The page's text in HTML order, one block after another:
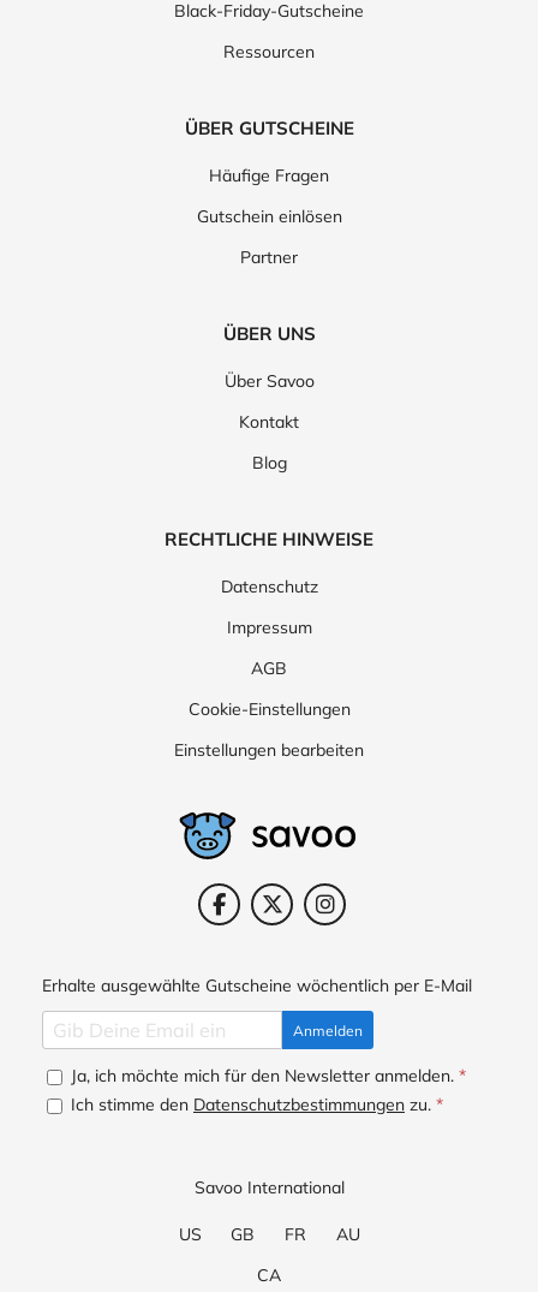
Black-Friday-Gutscheine
Ressourcen
ÜBER GUTSCHEINE
Häufige Fragen
Gutschein einlösen
Partner
ÜBER UNS
Über Savoo
Kontakt
Blog
RECHTLICHE HINWEISE
Datenschutz
Impressum
AGB
Cookie-Einstellungen
Einstellungen bearbeiten
Erhalte ausgewählte Gutscheine wöchentlich per E-Mail
Anmelden
Ja, ich möchte mich für den Newsletter anmelden. *
Ich stimme den Datenschutzbestimmungen zu. *
Savoo International
US GB FR
AU
CA